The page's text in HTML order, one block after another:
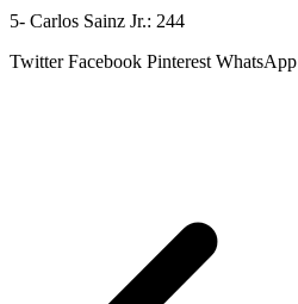
5- Carlos Sainz Jr.: 244
TwitterFacebook Pinterest WhatsApp